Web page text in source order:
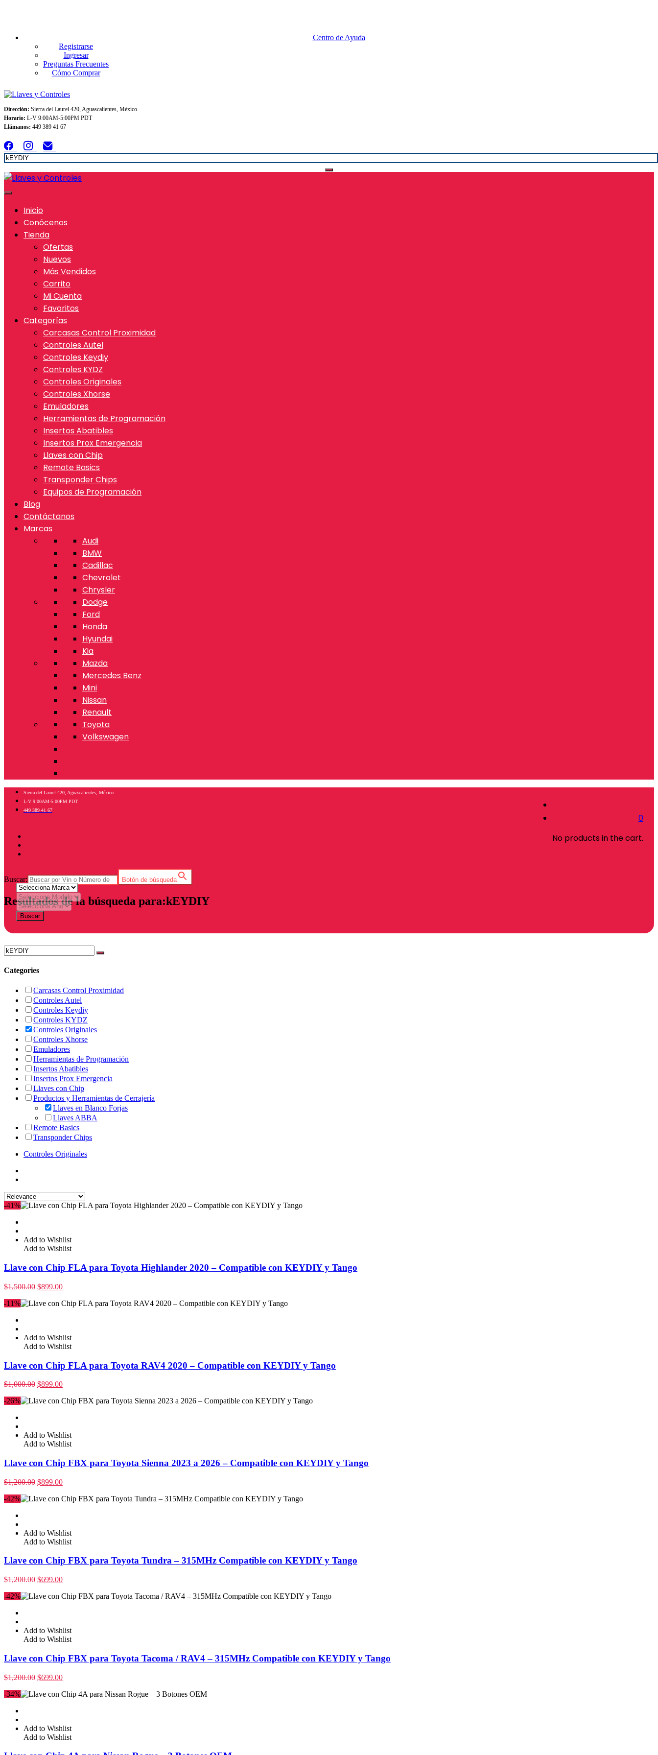
Centro de Ayuda
Registrarse
Ingresar
Preguntas Frecuentes
Cómo Comprar
Dirección: Sierra del Laurel 420, Aguascalientes, México
Horario: L-V 9:00AM-5:00PM PDT
Llámanos: 449 389 41 67
Inicio
Conócenos
Tienda
Ofertas
Nuevos
Más Vendidos
Carrito
Mi Cuenta
Favoritos
Categorías
Carcasas Control Proximidad
Controles Autel
Controles Keydiy
Controles KYDZ
Controles Originales
Controles Xhorse
Emuladores
Herramientas de Programación
Insertos Abatibles
Insertos Prox Emergencia
Llaves con Chip
Remote Basics
Transponder Chips
Equipos de Programación
Blog
Contáctanos
Marcas
Audi
BMW
Cadillac
Chevrolet
Chrysler
Dodge
Ford
Honda
Hyundai
Kia
Mazda
Mercedes Benz
Mini
Nissan
Renault
Toyota
Volkswagen
0
No products in the cart.
Sierra del Laurel 420, Aguascalientes, México
L-V 9:00AM-5:00PM PDT
449 389 41 67
Buscar: Botón de búsqueda
Resultados de la búsqueda para:kEYDIY
Buscar
Categories
Carcasas Control Proximidad
Controles Autel
Controles Keydiy
Controles KYDZ
Controles Originales
Controles Xhorse
Emuladores
Herramientas de Programación
Insertos Abatibles
Insertos Prox Emergencia
Llaves con Chip
Productos y Herramientas de Cerrajería
Llaves en Blanco Forjas
Llaves ABBA
Remote Basics
Transponder Chips
Controles Originales
-41%
Add to Wishlist
Add to Wishlist
Llave con Chip FLA para Toyota Highlander 2020 – Compatible con KEYDIY y Tango
$1,500.00 $899.00
-11%
Add to Wishlist
Add to Wishlist
Llave con Chip FLA para Toyota RAV4 2020 – Compatible con KEYDIY y Tango
$1,000.00 $899.00
-26%
Add to Wishlist
Add to Wishlist
Llave con Chip FBX para Toyota Sienna 2023 a 2026 – Compatible con KEYDIY y Tango
$1,200.00 $899.00
-42%
Add to Wishlist
Add to Wishlist
Llave con Chip FBX para Toyota Tundra – 315MHz Compatible con KEYDIY y Tango
$1,200.00 $699.00
-42%
Add to Wishlist
Add to Wishlist
Llave con Chip FBX para Toyota Tacoma / RAV4 – 315MHz Compatible con KEYDIY y Tango
$1,200.00 $699.00
-34%
Add to Wishlist
Add to Wishlist